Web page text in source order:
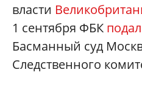
власти
1 сентября ФБК
Басманный суд
Следственного